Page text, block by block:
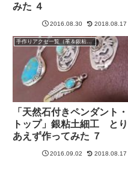
みた ４
2016.08.30 2018.08.17
手作りアクセ一覧（革＆銀粘土）
「天然石付きペンダント・
トップ」銀粘土細工 とり
あえず作ってみた ７
2016.09.02 2018.08.17